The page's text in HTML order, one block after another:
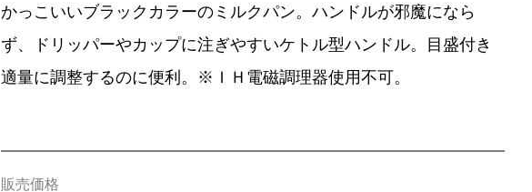
かっこいいブラックカラーのミルクパン。ハンドルが邪魔になら
ず、ドリッパーやカップに注ぎやすいケトル型ハンドル。目盛付き
適量に調整するのに便利。※ＩＨ電磁調理器使用不可。
販売価格